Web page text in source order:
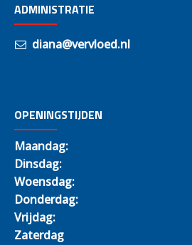
ADMINISTRATIE
diana@vervloed.nl
OPENINGSTIJDEN
Maandag:
Dinsdag:
Woensdag:
Donderdag:
Vrijdag:
Zaterdag